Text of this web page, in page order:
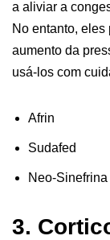
a aliviar a
No entanto,
aumento da
usá-los com
Afrin
Sudafed
Neo-Sinefrina
3.